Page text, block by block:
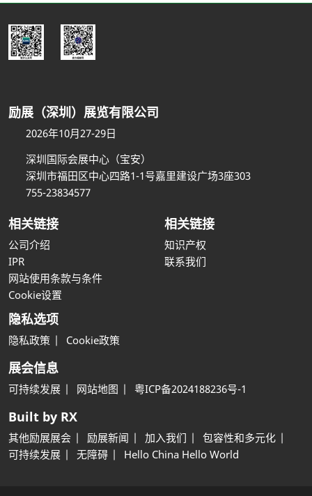
励展（深圳）展览有限公司
2026年10月27-29日
深圳国际会展中心（宝安）
深圳市福田区中心四路1-1号嘉里建设广场3座303
755-23834577
相关链接
公司介绍
IPR
网站使用条款与条件
Cookie设置
相关链接
知识产权
联系我们
隐私选项
隐私政策 Cookie政策
展会信息
可持续发展 网站地图 粤ICP备2024188236号-1
Built by RX
其他励展展会 励展新闻 加入我们
包容性和多元化
可持续发展
无障碍 Hello China Hello World